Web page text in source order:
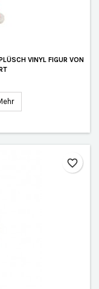
VINYL FIGUR VON
favorite_border